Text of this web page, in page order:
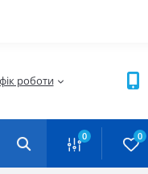
роботи
0 0